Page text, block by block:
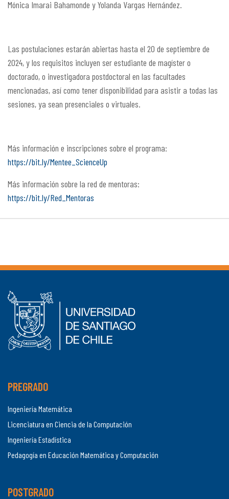
Mónica Imarai Bahamonde y Yolanda Vargas Hernández.
Las postulaciones estarán abiertas hasta el 20 de septiembre de
2024, y los requisitos incluyen ser estudiante de magíster o
doctorado, o investigadora postdoctoral en las facultades
mencionadas, así como tener disponibilidad para asistir a todas las
sesiones, ya sean presenciales o virtuales.
Más información e inscripciones sobre el programa:
https://bit.ly/Mentee_ScienceUp
Más información sobre la red de mentoras:
https://bit.ly/Red_Mentoras
PREGRADO
Ingeniería Matemática
Licenciatura en Ciencia de la Computación
Ingeniería Estadística
Pedagogía en Educación Matemática y Computación
POSTGRADO